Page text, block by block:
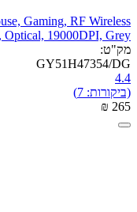
Gaming, RF Wireless
19000DPI, Grey
מק"ט:
GY51H47354/DG
4.4
(ביקורות: 7)
₪ ‍265‍